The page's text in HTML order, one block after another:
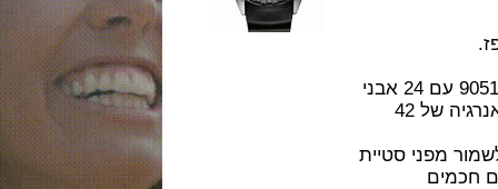
מנגנון מכני אוטומטי ביצור עצמי של סיטיזן קליבר 9051 עם 24 אבני
רובי ,פועם 28,800 פעימות לשעה ומחזיק עתודת אנרגיה של 42
סטיית